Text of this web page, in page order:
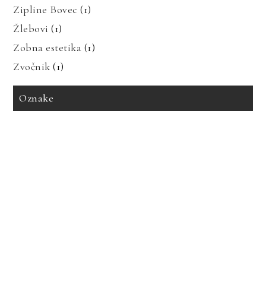
Zipline Bovec (1)
Žlebovi (1)
Zobna estetika (1)
Zvočnik (1)
Oznake